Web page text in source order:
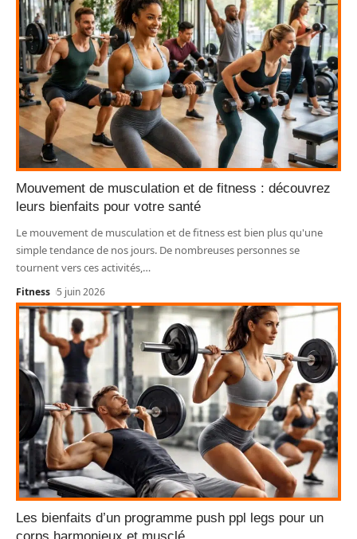
Mouvement de musculation et de fitness : découvrez
leurs bienfaits pour votre santé
Le mouvement de musculation et de fitness est bien plus qu'une
simple tendance de nos jours. De nombreuses personnes se
tournent vers ces activités,…
Fitness 5 juin 2026
Les bienfaits d’un programme push ppl legs pour un
corps harmonieux et musclé